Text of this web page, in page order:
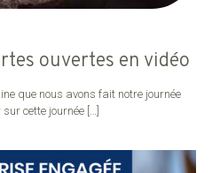
ouvertes en vidéo
que nous avons fait notre journée
cette journée